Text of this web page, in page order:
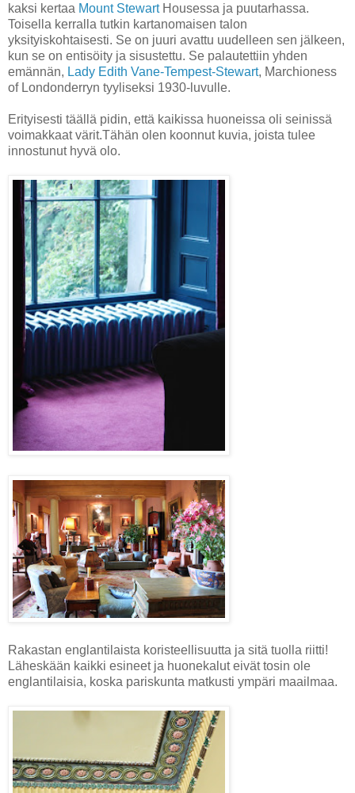
kaksi kertaa Mount StewartHousessa ja puutarhassa.
Toisella kerralla tutkin kartanomaisen talon
yksityiskohtaisesti. Se on juuri avattu uudelleen sen jälkeen,
kun se on entisöity ja sisustettu. Se palautettiin yhden
emännän, Lady Edith Vane-Tempest-Stewart, Marchioness
of Londonderryn tyyliseksi 1930-luvulle.
Erityisesti täällä pidin, että kaikissa huoneissa oli seinissä
voimakkaat värit.Tähän olen koonnut kuvia, joista tulee
innostunut hyvä olo.
Rakastan englantilaista koristeellisuutta ja sitä tuolla riitti!
Läheskään kaikki esineet ja huonekalut eivät tosin ole
englantilaisia, koska pariskunta matkusti ympäri maailmaa.